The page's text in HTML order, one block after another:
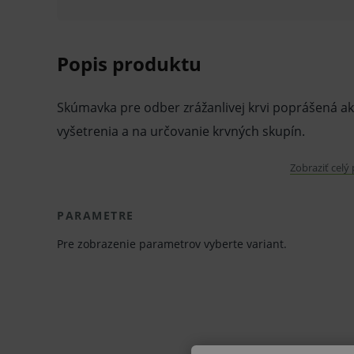
Popis produktu
Skúmavka pre odber zrážanlivej krvi poprášená
vyšetrenia a na určovanie krvných skupín.
V prípade porušenia zapečateného obalu tohto
Zobraziť celý
PARAMETRE
Pre zobrazenie parametrov vyberte variant.